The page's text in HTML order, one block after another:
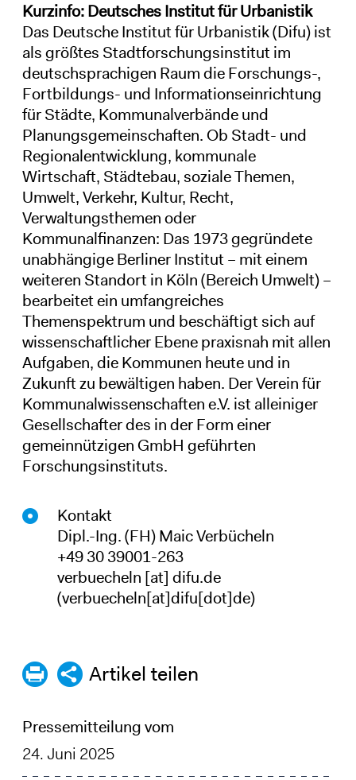
Kurzinfo: Deutsches Institut für Urbanistik
Das Deutsche Institut für Urbanistik (Difu) ist
als größtes Stadtforschungsinstitut im
deutschsprachigen Raum die Forschungs-,
Fortbildungs- und Informationseinrichtung
für Städte, Kommunalverbände und
Planungsgemeinschaften. Ob Stadt- und
Regionalentwicklung, kommunale
Wirtschaft, Städtebau, soziale Themen,
Umwelt, Verkehr, Kultur, Recht,
Verwaltungsthemen oder
Kommunalfinanzen: Das 1973 gegründete
unabhängige Berliner Institut – mit einem
weiteren Standort in Köln (Bereich Umwelt) –
bearbeitet ein umfangreiches
Themenspektrum und beschäftigt sich auf
wissenschaftlicher Ebene praxisnah mit allen
Aufgaben, die Kommunen heute und in
Zukunft zu bewältigen haben. Der Verein für
Kommunalwissenschaften e.V. ist alleiniger
Gesellschafter des in der Form einer
gemeinnützigen GmbH geführten
Forschungsinstituts.
Kontakt
Dipl.-Ing. (FH) Maic Verbücheln
+49 30 39001-263
verbuecheln [at] difu.de
(verbuecheln[at]difu[dot]de)
Artikel teilen
Pressemitteilung vom
24. Juni 2025